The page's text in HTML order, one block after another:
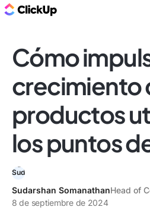
Cómo
crecimiento
productos
los puntos
Sudarshan SomanathanHead of
8 de septiembre de 2024